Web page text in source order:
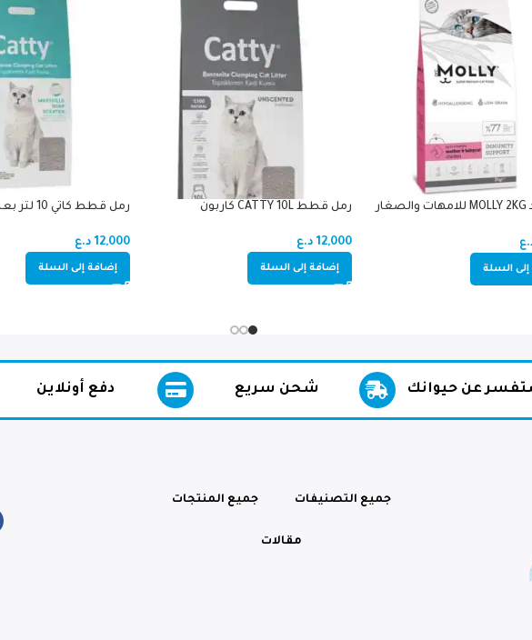
دراي فود MOLLY 2KG للامهات والصغار
السلة
رمل قطط CATTY 10L كاربون
12,000 د.ع
إضافة إلى السلة
رمل قطط كاتي 10 لتر بعطر صابون
12,000 د.ع
إضافة إلى السلة
عن حيوانك شحن سريع دفع أونلاين
جميع التصنيفات جميع المنتجات
مقالات